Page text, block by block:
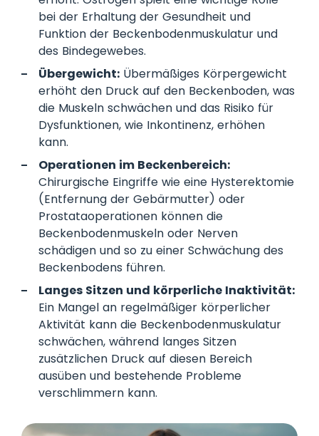
bei der Erhaltung der Gesundheit und
Funktion der Beckenbodenmuskulatur und
des Bindegewebes.
Übergewicht: Übermäßiges Körpergewicht
erhöht den Druck auf den Beckenboden, was
die Muskeln schwächen und das Risiko für
Dysfunktionen, wie Inkontinenz, erhöhen
kann.
Operationen im Beckenbereich:
Chirurgische Eingriffe wie eine Hysterektomie
(Entfernung der Gebärmutter) oder
Prostataoperationen können die
Beckenbodenmuskeln oder Nerven
schädigen und so zu einer Schwächung des
Beckenbodens führen.
Langes Sitzen und körperliche Inaktivität:
Ein Mangel an regelmäßiger körperlicher
Aktivität kann die Beckenbodenmuskulatur
schwächen, während langes Sitzen
zusätzlichen Druck auf diesen Bereich
ausüben und bestehende Probleme
verschlimmern kann.